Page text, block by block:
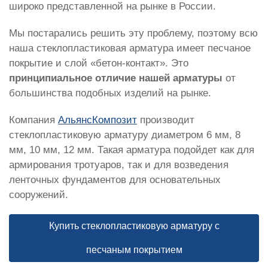
широко представленной на рынке в России.
Мы постарались решить эту проблему, поэтому всю
наша стеклопластиковая арматура имеет песчаное
покрытие и слой «бетон-контакт». Это
принципиальное отличие нашей арматуры от
большинства подобных изделий на рынке.
Компания АльянсКомпозит производит
стеклопластиковую арматуру диаметром 6 мм, 8
мм, 10 мм, 12 мм. Такая арматура подойдет как для
армирования тротуаров, так и для возведения
ленточных фундаментов для основательных
сооружений.
Купить стеклопластиковую арматуру с
песчаным покрытием